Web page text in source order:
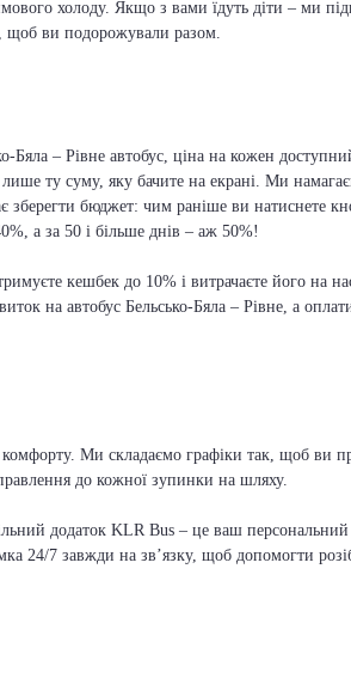
холоду. Якщо з вами їдуть діти – ми
щоб ви подорожували разом.
– Рівне автобус, ціна на кожен
ту суму, яку бачите на екрані. Ми
зберегти бюджет: чим раніше ви натиснете
а за 50 і більше днів – аж 50%!
кешбек до 10% і витрачаєте його на
на автобус Бельсько-Бяла – Рівне, а
Ми складаємо графіки так, щоб ви
до кожної зупинки на шляху.
додаток KLR Bus – це ваш
24/7 завжди на зв’язку, щоб допомогти